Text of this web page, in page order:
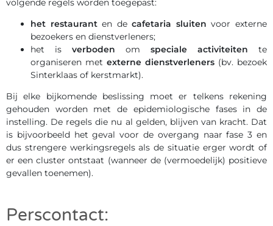
volgende regels worden toegepast:
het restauranten decafetaria sluiten voor externe
bezoekers en dienstverleners;
het is verboden om speciale activiteiten te
organiseren met externe dienstverleners (bv. bezoek
Sinterklaas of kerstmarkt).
Bij elke bijkomende beslissing moet er telkens rekening
gehouden worden met de epidemiologische fases in de
instelling. De regels die nu al gelden, blijven van kracht. Dat
is bijvoorbeeld het geval voor de overgang naar fase 3 en
dus strengere werkingsregels als de situatie erger wordt of
er een cluster ontstaat (wanneer de (vermoedelijk) positieve
gevallen toenemen).
Perscontact: